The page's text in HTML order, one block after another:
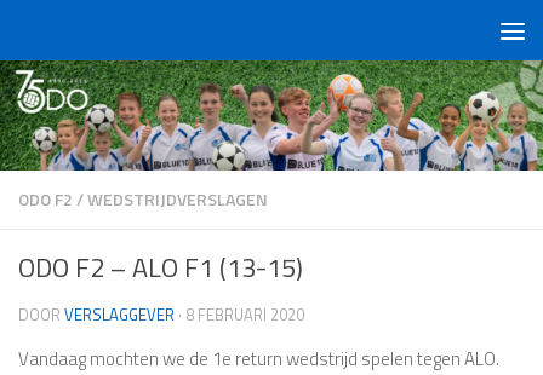
ODO F2/WEDSTRIJDVERSLAGEN
ODO F2 – ALO F1 (13-15)
DOOR VERSLAGGEVER · 8 FEBRUARI 2020
Vandaag mochten we de 1e return wedstrijd spelen tegen ALO.